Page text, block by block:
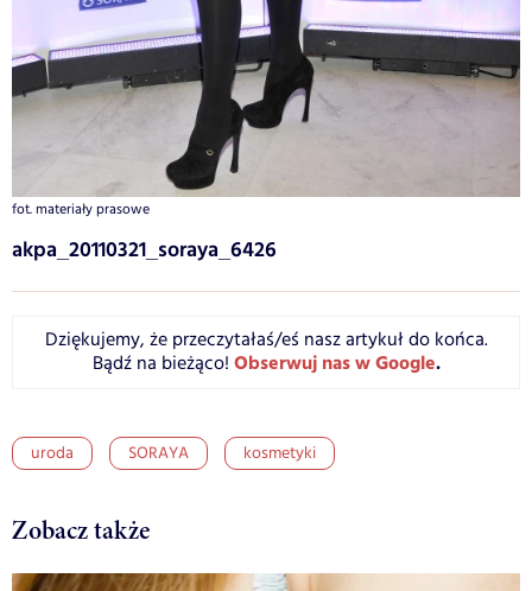
fot. materiały prasowe
akpa_20110321_soraya_6426
Dziękujemy, że przeczytałaś/eś nasz artykuł do końca.
Bądź na bieżąco! Obserwuj nas w Google.
uroda SORAYA kosmetyki
Zobacz także